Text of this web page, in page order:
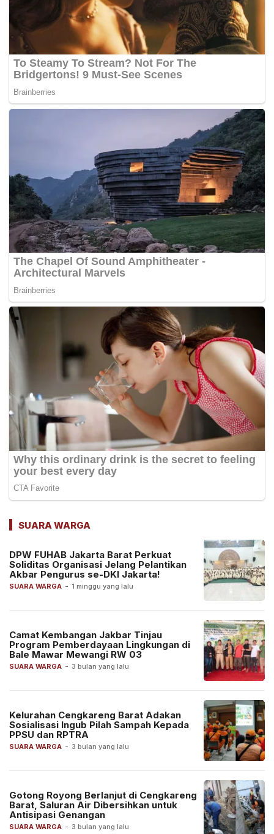
SUARA WARGA
SUARA WARGA - 1 minggu yang lalu
DPW FUHAB Jakarta Barat Perkuat
Soliditas Organisasi Jelang Pelantikan
Akbar Pengurus se-DKI Jakarta!
SUARA WARGA - 3 bulan yang lalu
Camat Kembangan Jakbar Tinjau
Program Pemberdayaan Lingkungan di
Bale Mawar Mewangi RW 03
SUARA WARGA - 3 bulan yang lalu
Kelurahan Cengkareng Barat Adakan
Sosialisasi Ingub Pilah Sampah Kepada
PPSU dan RPTRA
SUARA WARGA - 3 bulan yang lalu
Gotong Royong Berlanjut di Cengkareng
Barat, Saluran Air Dibersihkan untuk
Antisipasi Genangan